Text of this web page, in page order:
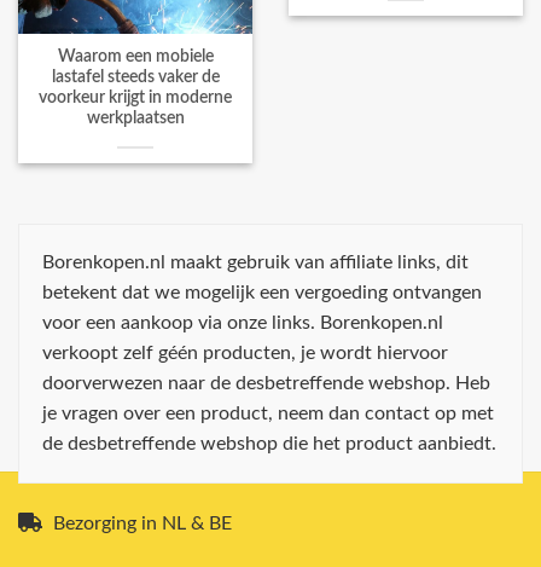
Waarom een mobiele
lastafel steeds vaker de
voorkeur krijgt in moderne
werkplaatsen
Borenkopen.nl maakt gebruik van affiliate links, dit
betekent dat we mogelijk een vergoeding ontvangen
voor een aankoop via onze links. Borenkopen.nl
verkoopt zelf géén producten, je wordt hiervoor
doorverwezen naar de desbetreffende webshop. Heb
je vragen over een product, neem dan contact op met
de desbetreffende webshop die het product aanbiedt.
Bezorging in NL & BE